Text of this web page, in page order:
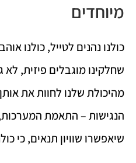
מיוחדים
כולנו נהנים לטייל, כולנו
שחלקינו מוגבלים פיזית,
מהיכולת שלנו לחוות את
הנגישות – התאמת
שיאפשרו שוויון תנאים, כי